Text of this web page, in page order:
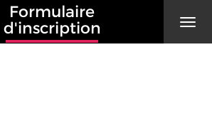
Formulaire
d'inscription